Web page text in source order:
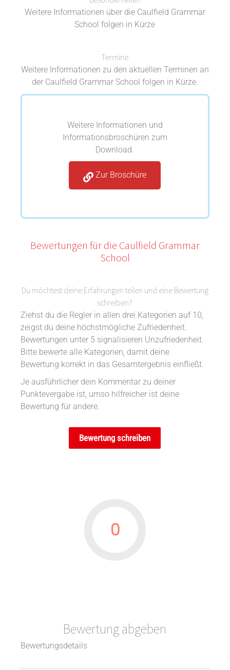
Weitere Informationen über die Caulfield Grammar
School folgen in Kürze
Termine
Weitere Informationen zu den aktuellen Terminen an
der Caulfield Grammar School folgen in Kürze.
Weitere Informationen und
Informationsbroschüren zum
Download.
Zur Broschüre
Bewertungen für die Caulfield Grammar
School
Du möchtest deine Erfahrungen teilen und eine Bewertung
schreiben?
Ziehst du die Regler in allen drei Kategorien auf 10,
zeigst du deine höchstmögliche Zufriedenheit.
Bewertungen unter 5 signalisieren Unzufriedenheit.
Bitte bewerte alle Kategorien, damit deine
Bewertung korrekt in das Gesamtergebnis einfließt.
Je ausführlicher dein Kommentar zu deiner
Punktevergabe ist, umso hilfreicher ist deine
Bewertung für andere.
Bewertung schreiben
0
Bewertung abgeben
Bewertungsdetails